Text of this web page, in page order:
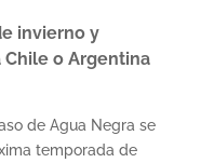
invierno y
Chile o Argentina
de Agua Negra se
temporada de